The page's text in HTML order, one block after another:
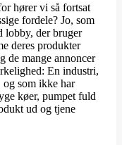
hører vi så fortsat
fordele? Jo, som
lobby, der bruger
deres produkter
de mange annoncer
En industri,
som ikke har
køer, pumpet fuld
ud og tjene